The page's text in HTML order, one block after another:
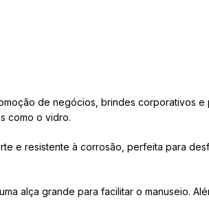
de negócios, brindes corporativos
como o vidro.
e resistente à corrosão, perfeita para
alça grande para facilitar o manuseio.